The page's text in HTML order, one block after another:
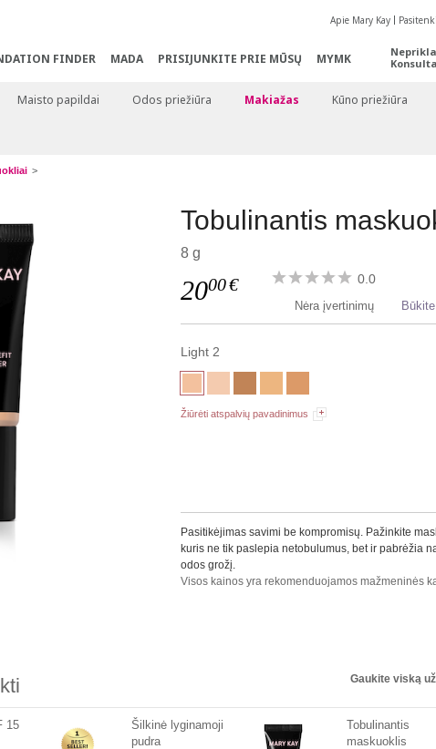
FINDER MADA PRISIJUNKITE PRIE MŪSŲ MYMK
Apie Mary Kay
Maisto papildai Odos priežiūra Makiažas Kūno priežiūra
Tobulinantis
8 g
2000€ 0.0
Nėra įvertinimų
Light 2
Žiūrėti atspalvių pavadinimus
Pasitikėjimas savimi be kompromisų. Pažinkite
kuris ne tik paslepia netobulumus, bet ir pabrėžia
odos grožį.
Visos kainos yra rekomenduojamos mažmeninės
Gaukite viską
15
Šilkinė lyginamoji
pudra
Tobulinantis
maskuoklis